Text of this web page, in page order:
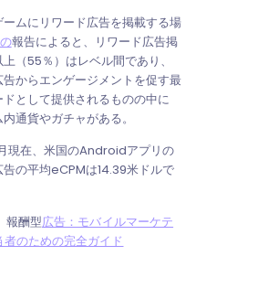
ームにリワード広告を掲載する場
報告によると、リワード広告掲
（55％）はレベル間であり、
告からエンゲージメントを促す最
として提供されるものの中に
通貨やガチャがある。
現在、米国のAndroidアプリの
告の平均eCPMは14.39米ドルで
報酬型広告：モバイルマーケテ
者のための完全ガイド